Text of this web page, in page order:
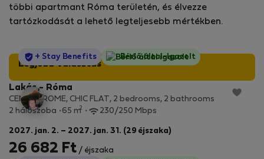
többi apartmant Róma területén, és élvezze
tartózkodását a lehető legteljesebb mértékben.
Legjobb választás
StayProtection
+ Stay Benefits Bérlő által-Igazolt
Lakás - Róma
CENTRE ROME, CHIC FLAT, 2 bedrooms, 2 bathrooms
2 hálószoba
65 m2 230/250 Mbps
2027. jan. 2. – 2027. jan. 31. (29 éjszaka)
26 682 Ft / éjszaka